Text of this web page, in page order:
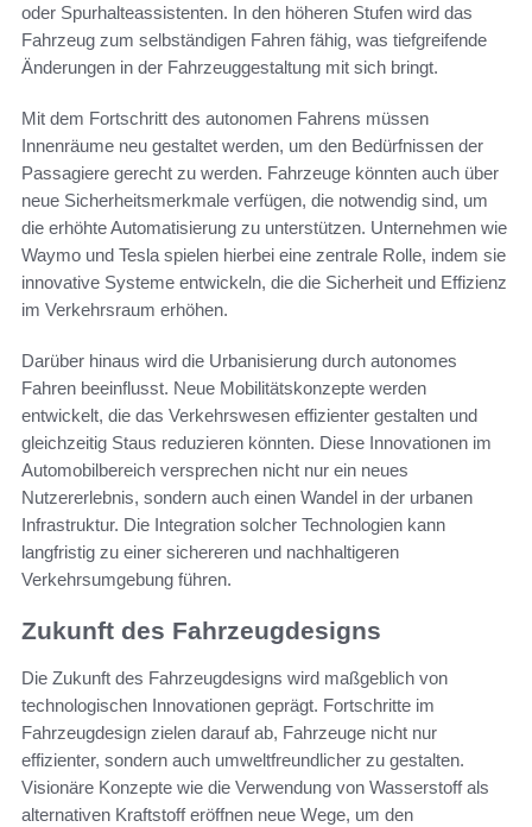
oder Spurhalteassistenten. In den höheren Stufen wird das
Fahrzeug zum selbständigen Fahren fähig, was tiefgreifende
Änderungen in der Fahrzeuggestaltung mit sich bringt.
Mit dem Fortschritt des autonomen Fahrens müssen
Innenräume neu gestaltet werden, um den Bedürfnissen der
Passagiere gerecht zu werden. Fahrzeuge könnten auch über
neue Sicherheitsmerkmale verfügen, die notwendig sind, um
die erhöhte Automatisierung zu unterstützen. Unternehmen wie
Waymo und Tesla spielen hierbei eine zentrale Rolle, indem sie
innovative Systeme entwickeln, die die Sicherheit und Effizienz
im Verkehrsraum erhöhen.
Darüber hinaus wird die Urbanisierung durch autonomes
Fahren beeinflusst. Neue Mobilitätskonzepte werden
entwickelt, die das Verkehrswesen effizienter gestalten und
gleichzeitig Staus reduzieren könnten. Diese Innovationen im
Automobilbereich versprechen nicht nur ein neues
Nutzererlebnis, sondern auch einen Wandel in der urbanen
Infrastruktur. Die Integration solcher Technologien kann
langfristig zu einer sichereren und nachhaltigeren
Verkehrsumgebung führen.
Zukunft des Fahrzeugdesigns
Die Zukunft des Fahrzeugdesigns wird maßgeblich von
technologischen Innovationen geprägt. Fortschritte im
Fahrzeugdesign zielen darauf ab, Fahrzeuge nicht nur
effizienter, sondern auch umweltfreundlicher zu gestalten.
Visionäre Konzepte wie die Verwendung von Wasserstoff als
alternativen Kraftstoff eröffnen neue Wege, um den